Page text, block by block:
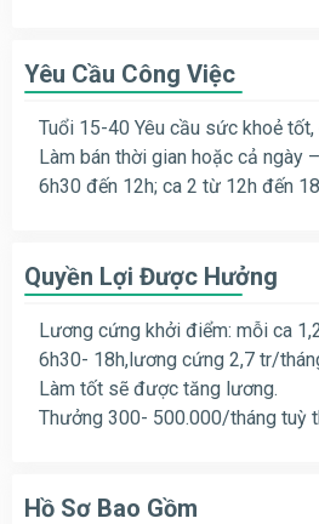
Yêu Cầu Công Việc
Tuổi 15-40 Yêu cầu sức khoẻ tốt,
Làm bán thời gian hoặc cả ngày
6h30 đến 12h; ca 2 từ 12h đến
Quyền Lợi Được Hưởng
Lương cứng khởi điểm: mỗi ca
6h30- 18h,lương cứng 2,7 tr/
Làm tốt sẽ được tăng lương.
Thưởng 300- 500.000/tháng tuỳ
Hồ Sơ Bao Gồm